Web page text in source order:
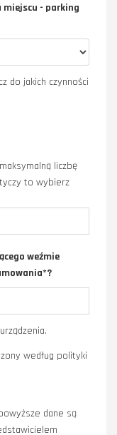
miejscu - parking
do jakich czynności
liczbę
to wybierz
weźmie
według polityki
dane są